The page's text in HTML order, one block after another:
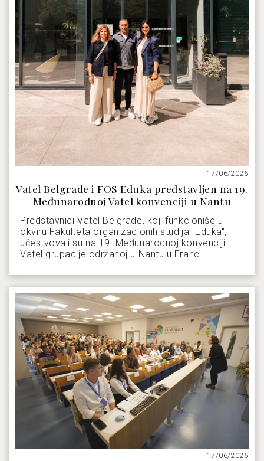
17/06/2026
Vatel Belgrade i FOS Eduka predstavljen na 19.
Međunarodnoj Vatel konvenciji u Nantu
Predstavnici Vatel Belgrade, koji funkcioniše u
okviru Fakulteta organizacionih studija "Eduka",
učestvovali su na 19. Međunarodnoj konvenciji
Vatel grupacije održanoj u Nantu u Franc...
17/06/2026